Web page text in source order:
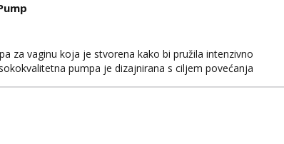
za vaginu koja je stvorena kako bi pružila intenzivno
pumpa je dizajnirana s ciljem povećanja